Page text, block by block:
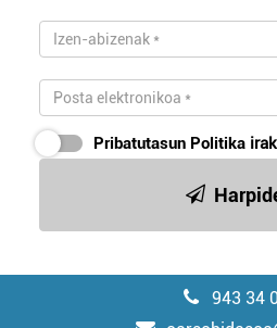
Pribatutasun Politika
943 34